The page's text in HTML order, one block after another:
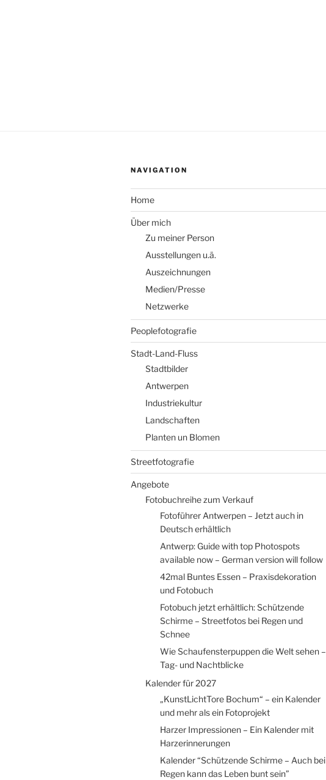
NAVIGATION
Home
Über mich
Zu meiner Person
Ausstellungen u.ä.
Auszeichnungen
Medien/Presse
Netzwerke
Peoplefotografie
Stadt-Land-Fluss
Stadtbilder
Antwerpen
Industriekultur
Landschaften
Planten un Blomen
Streetfotografie
Angebote
Fotobuchreihe zum Verkauf
Fotoführer Antwerpen – Jetzt auch in
Deutsch erhältlich
Antwerp: Guide with top Photospots
available now – German version will follow
42mal Buntes Essen – Praxisdekoration
und Fotobuch
Fotobuch jetzt erhältlich: Schützende
Schirme – Streetfotos bei Regen und
Schnee
Wie Schaufensterpuppen die Welt sehen –
Tag- und Nachtblicke
Kalender für 2027
„KunstLichtTore Bochum“ – ein Kalender
und mehr als ein Fotoprojekt
Harzer Impressionen – Ein Kalender mit
Harzerinnerungen
Kalender “Schützende Schirme – Auch bei
Regen kann das Leben bunt sein”